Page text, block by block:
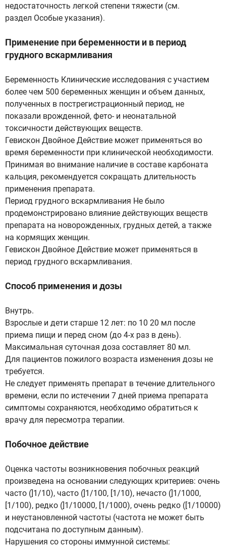
недостаточность легкой степени тяжести (см.
раздел Особые указания).
Применение при беременности и в период
грудного вскармливания
Беременность Клинические исследования с участием
более чем 500 беременных женщин и объем данных,
полученных в пострегистрационный период, не
показали врожденной, фето- и неонатальной
токсичности действующих веществ.
Гевискон Двойное Действие может применяться во
время беременности при клинической необходимости.
Принимая во внимание наличие в составе карбоната
кальция, рекомендуется сокращать длительность
применения препарата.
Период грудного вскармливания Не было
продемонстрировано влияние действующих веществ
препарата на новорожденных, грудных детей, а также
на кормящих женщин.
Гевискон Двойное Действие может применяться в
период грудного вскармливания.
Способ применения и дозы
Внутрь.
Взрослые и дети старше 12 лет: по 10 20 мл после
приема пищи и перед сном (до 4-х раз в день).
Максимальная суточная доза составляет 80 мл.
Для пациентов пожилого возраста изменения дозы не
требуется.
Не следует применять препарат в течение длительного
времени, если по истечении 7 дней приема препарата
симптомы сохраняются, необходимо обратиться к
врачу для пересмотра терапии.
Побочное действие
Оценка частоты возникновения побочных реакций
произведена на основании следующих критериев: очень
часто (]1/10), часто (]1/100, [1/10), нечасто (]1/1000,
[1/100), редко (]1/10000, [1/1000), очень редко ([1/10000)
и неустановленной частоты (частота не может быть
подсчитана по доступным данным).
Нарушения со стороны иммунной системы: